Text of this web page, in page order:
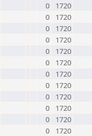
0
1720
0
1720
0
1720
0
1720
0
1720
0
1720
0
1720
0
1720
0
1720
0
1720
0
1720
0
1720